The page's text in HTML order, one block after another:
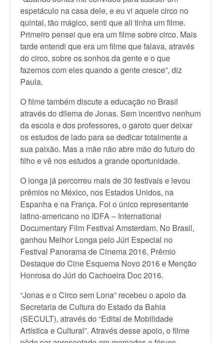
espetáculo na casa dele, e eu vi aquele circo no
quintal, tão mágico, senti que ali tinha um filme.
Primeiro pensei que era um filme sobre circo. Mais
tarde entendi que era um filme que falava, através
do circo, sobre os sonhos da gente e o que
fazemos com eles quando a gente cresce”, diz
Paula.
O filme também discute a educação no Brasil
através do dilema de Jonas. Sem incentivo nenhum
da escola e dos professores, o garoto quer deixar
os estudos de lado para se dedicar totalmente a
sua paixão. Mas a mãe não abre mão do futuro do
filho e vê nos estudos a grande oportunidade.
O longa já percorreu mais de 30 festivais e levou
prêmios no México, nos Estados Unidos, na
Espanha e na França. Foi o único representante
latino-americano no IDFA – International
Documentary Film Festival Amsterdam. No Brasil,
ganhou Melhor Longa pelo Júri Especial no
Festival Panorama de Cinema 2016, Prêmio
Destaque do Cine Esquema Novo 2016 e Menção
Honrosa do Júri do Cachoeira Doc 2016.
“Jonas e o Circo sem Lona” recebeu o apoio da
Secretaria de Cultura do Estado da Bahia
(SECULT), através do “Edital de Mobilidade
Artística e Cultural”. Através desse apoio, o filme